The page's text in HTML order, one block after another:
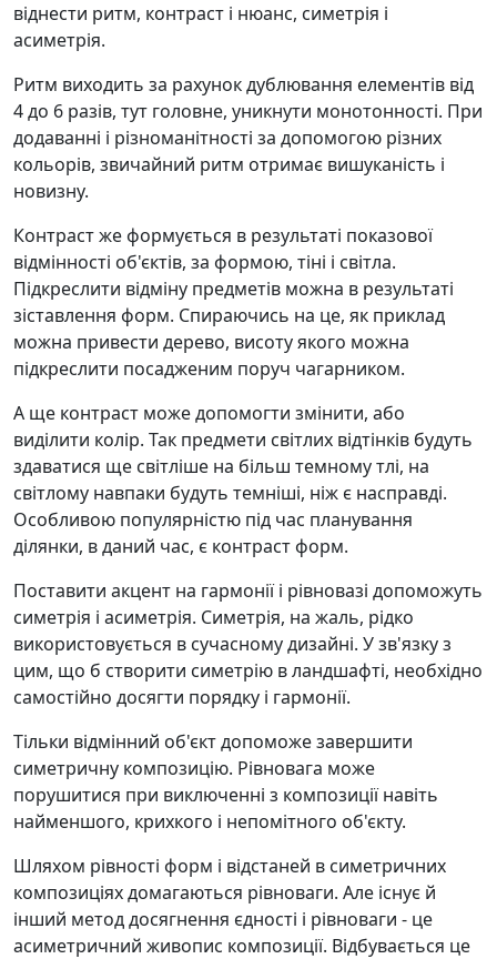
віднести ритм, контраст і нюанс, симетрія і
асиметрія.
Ритм виходить за рахунок дублювання елементів від
4 до 6 разів, тут головне, уникнути монотонності. При
додаванні і різноманітності за допомогою різних
кольорів, звичайний ритм отримає вишуканість і
новизну.
Контраст же формується в результаті показової
відмінності об'єктів, за формою, тіні і світла.
Підкреслити відміну предметів можна в результаті
зіставлення форм. Спираючись на це, як приклад
можна привести дерево, висоту якого можна
підкреслити посадженим поруч чагарником.
А ще контраст може допомогти змінити, або
виділити колір. Так предмети світлих відтінків будуть
здаватися ще світліше на більш темному тлі, на
світлому навпаки будуть темніші, ніж є насправді.
Особливою популярністю під час планування
ділянки, в даний час, є контраст форм.
Поставити акцент на гармонії і рівновазі допоможуть
симетрія і асиметрія. Симетрія, на жаль, рідко
використовується в сучасному дизайні. У зв'язку з
цим, що б створити симетрію в ландшафті, необхідно
самостійно досягти порядку і гармонії.
Тільки відмінний об'єкт допоможе завершити
симетричну композицію. Рівновага може
порушитися при виключенні з композиції навіть
найменшого, крихкого і непомітного об'єкту.
Шляхом рівності форм і відстаней в симетричних
композиціях домагаються рівноваги. Але існує й
інший метод досягнення єдності і рівноваги - це
асиметричний живопис композиції. Відбувається це